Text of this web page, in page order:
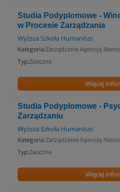
Studia Podyplomowe -
w Procesie Zarządzania
Wyższa Szkoła Humanitas
Kategoria:Zarządzanie Agencją
Typ:Zaoczne
Więcej
Studia Podyplomowe -
Zarządzaniu
Wyższa Szkoła Humanitas
Kategoria:Zarządzanie Agencją
Typ:Zaoczne
Więcej